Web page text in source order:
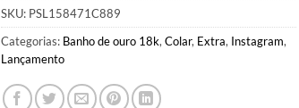
SKU: PSL158471C889
Categorias: Banho de ouro 18k,Colar, Extra, Instagram,
Lançamento